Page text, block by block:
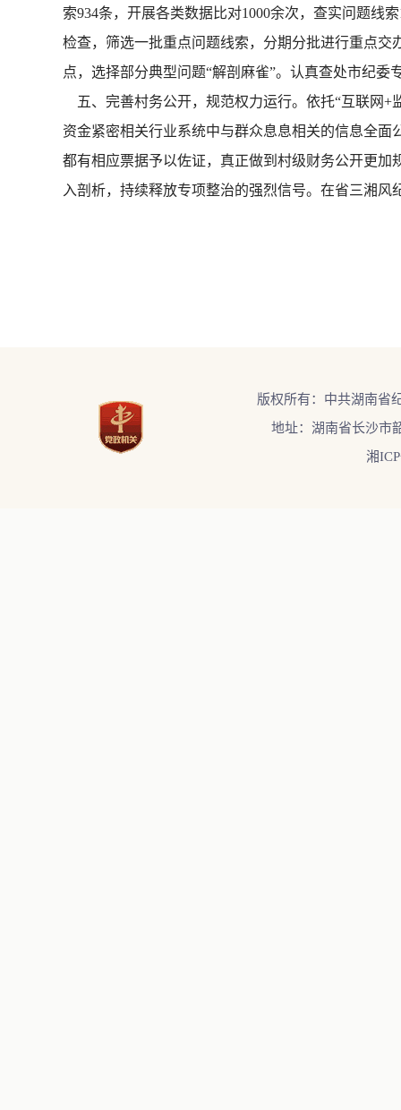
索934条，开展各类数据比对1000余次，查实问题线
检查，筛选一批重点问题线索，分期分批进行重点
点，选择部分典型问题“解剖麻雀”。认真查处市纪委
五、完善村务公开，规范权力运行。依托“互联网+
资金紧密相关行业系统中与群众息息相关的信息全
都有相应票据予以佐证，真正做到村级财务公开更
入剖析，持续释放专项整治的强烈信号。在省三湘
版权所有：中共湖南省
地址：湖南省长沙市
湘